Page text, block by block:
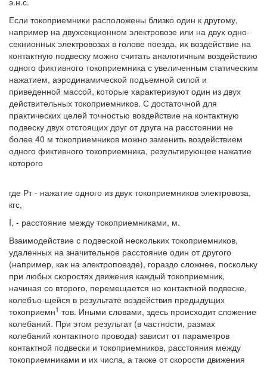
Если токоприемники расположены близко один к другому,
например на двухсекционном электровозе или на двух одно-
секнионных электровозах в голове поезда, их воздействие на
контактную подвеску можно считать аналогичным воздействию
одного фиктивного токоприемника с увеличенным статическим
нажатием, аэродинамической подъемной силой и
приведенной массой, которые характеризуют один из двух
действительных токоприемников. С достаточной для
практических целей точностью воздействие на контактную
подвеску двух отстоящих друг от друга на расстоянии не
более 40 м токоприемников можно заменить воздействием
одного фиктивного токоприемника, результирующее нажатие
которого
где Рт - нажатие одного из двух токоприемников электровоза,
кгс,
I, - расстояние между токоприемниками, м.
Взаимодействие с подвеской нескольких токоприемников,
удаленных на значительное расстояние один от другого
(например, как на электропоезде), гораздо сложнее, поскольку
при любых скоростях движения каждый токоприемник,
начиная со второго, перемещается но контактной подвеске,
колебъо-щейся в результате воздействия предыдущих
токоприемн1 тов. Иными словами, здесь происходит сложение
колебаний. При этом результат (в частности, размах
колебаний контактного провода) зависит от параметров
контактной подвески и токоприемников, расстояния между
токоприемниками и их числа, а также от скорости движения